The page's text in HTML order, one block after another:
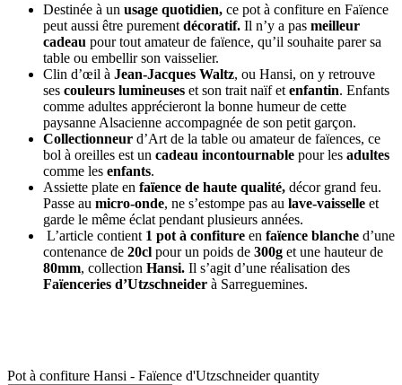
Destinée à un usage quotidien, ce pot à confiture en Faïence
peut aussi être purement décoratif. Il n’y a pas meilleur
cadeau pour tout amateur de faïence, qu’il souhaite parer sa
table ou embellir son vaisselier.
Clin d’œil à Jean-Jacques Waltz, ou Hansi, on y retrouve
ses couleurs lumineuses et son trait naïf et enfantin. Enfants
comme adultes apprécieront la bonne humeur de cette
paysanne Alsacienne accompagnée de son petit garçon.
Collectionneur d’Art de la table ou amateur de faïences, ce
bol à oreilles est un cadeau incontournable pour les adultes
comme les enfants.
Assiette plate en faïence de haute qualité, décor grand feu.
Passe au micro-onde, ne s’estompe pas au lave-vaisselle et
garde le même éclat pendant plusieurs années.
L’article contient 1 pot à confiture en faïence blanche d’une
contenance de 20cl pour un poids de 300g et une hauteur de
80mm, collection Hansi. Il s’agit d’une réalisation des
Faïenceries d’Utzschneider à Sarreguemines.
Pot à confiture Hansi - Faïence d'Utzschneider quantity